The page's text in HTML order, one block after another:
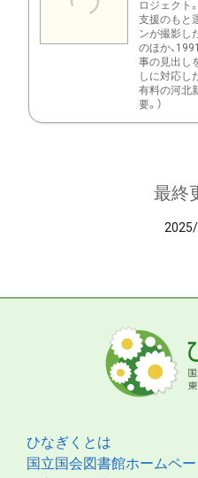
ロジェクト
支援のもと
ンが撮影し
のほか、
事の見出し
しに対応し
有料の河北
要。）
最終
ひなぎくとは
国立国会図書館ホームペ